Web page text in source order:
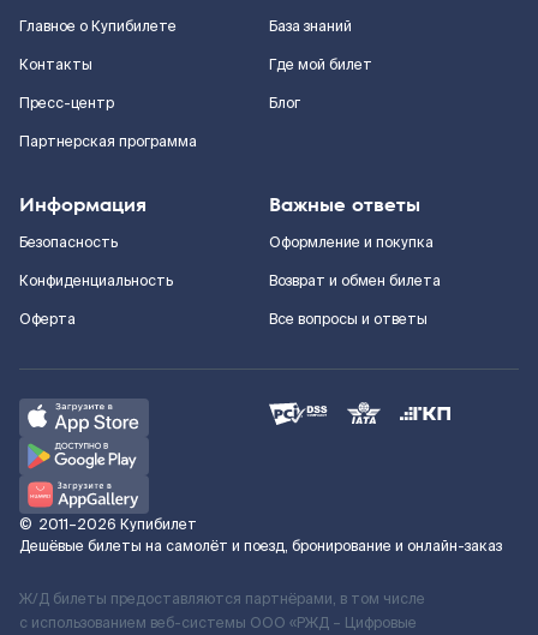
Главное о Купибилете
Контакты
Пресс-центр
Партнерская программа
База знаний
Где мой билет
Блог
Информация
Безопасность
Конфиденциальность
Оферта
Важные ответы
Оформление и покупка
Возврат и обмен билета
Все вопросы и ответы
© 2011–2026 Купибилет
Дешёвые билеты на самолёт и поезд, бронирование и онлайн-заказ
Ж/Д билеты предоставляются партнёрами, в том числе
с использованием веб-системы ООО «РЖД – Цифровые